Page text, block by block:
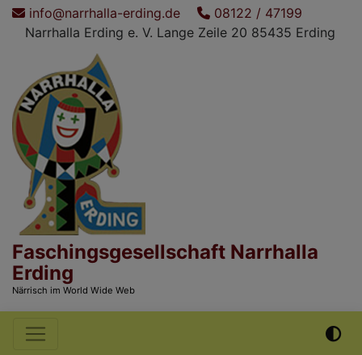
Direktinfo@narrhalla-erding.de
08122 / 47199
Narrhalla Erding e. V. Lange Zeile 20 85435 Erding
Faschingsgesellschaft Narrhalla
Erding
Närrisch im World Wide Web
Hauptnavigation